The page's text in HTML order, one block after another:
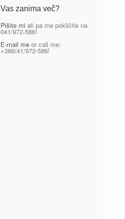
Vas zanima več?
Pišite mi ali pa me pokličite na
041/972-586!
E-mail meor call me:
+386/41/972-586!